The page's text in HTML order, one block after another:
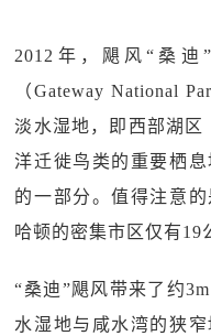
2012年，飓风“桑
（Gateway National
淡水湿地，即西部湖区
洋迁徙鸟类的重要栖
的一部分。值得注意
哈顿的密集市区仅有19
“桑迪”飓风带来了约
水湿地与咸水湾的狭